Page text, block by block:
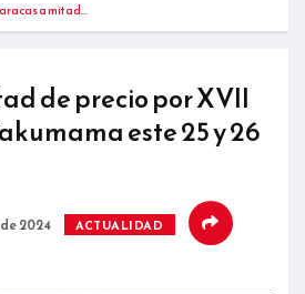
a mitad…
de precio por XVII
este 25 y 26
2024 ACTUALIDAD